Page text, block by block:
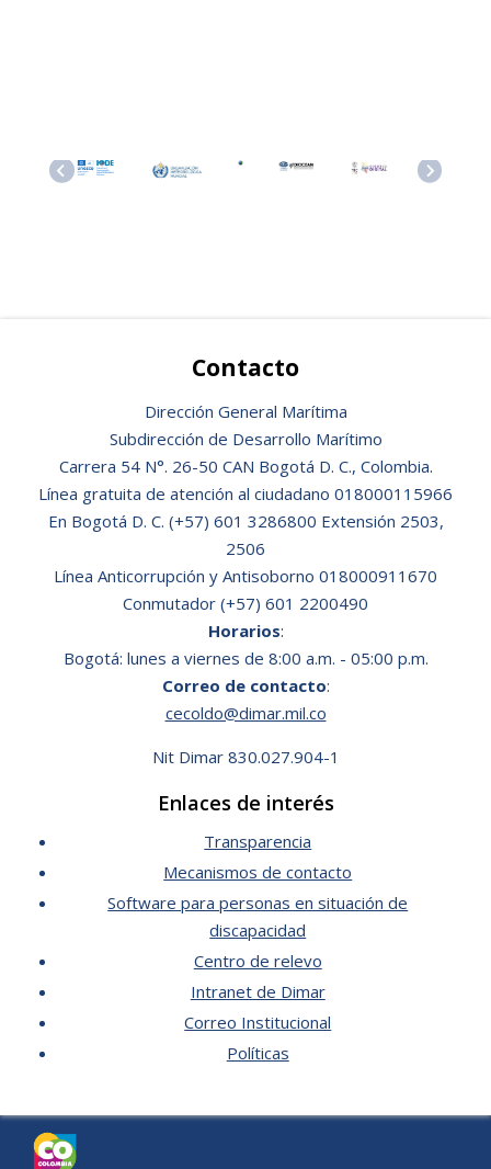
Contacto
Dirección General Marítima
Subdirección de Desarrollo Marítimo
Carrera 54 N°. 26-50 CAN Bogotá D. C., Colombia.
Línea gratuita de atención al ciudadano 018000115966
En Bogotá D. C. (+57) 601 3286800 Extensión 2503,
2506
Línea Anticorrupción y Antisoborno 018000911670
Conmutador (+57) 601 2200490
Horarios:
Bogotá: lunes a viernes de 8:00 a.m. - 05:00 p.m.
Correo de contacto:
cecoldo@dimar.mil.co
Nit Dimar 830.027.904-1
Enlaces de interés
Transparencia
Mecanismos de contacto
Software para personas en situación de
discapacidad
Centro de relevo
Intranet de Dimar
Correo Institucional
Políticas